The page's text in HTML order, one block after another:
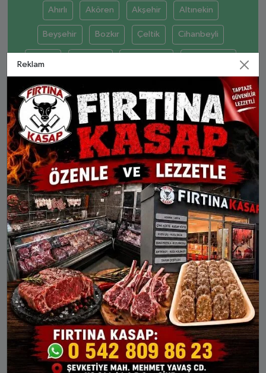
Ahırlı Akören Akşehir Altınekin
Beyşehir Bozkır Çeltik Cihanbeyli
Emirgazi
Halkapınar Hüyük Ilgın Kadınhanı
Karapınar Karatay Kulu Meram
Sarayönü Selçuklu Seydişehir Taşkent
Tuzlukçu Yalıhüyük Yunak
HÜYÜK AYLIK NAMAZ VAKITLERI
İMSAK GÜNEŞ ÖĞLE İKINDI
10 Ağu Pts
04:24 05:57 13:04 16:51
20:01
11 Ağu Sal
04:26 05:58 13:04 16:51
20:00
12 Ağu Çar
04:27 05:59 13:04 16:51
19:59
13 Ağu Per
04:28 06:00 13:04 16:50
Reklam